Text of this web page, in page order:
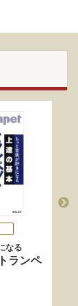
なる
ランペ